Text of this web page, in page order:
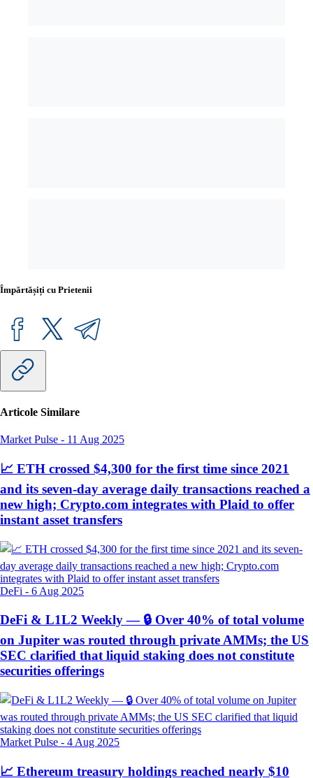
Împărtășiți cu Prietenii
Articole Similare
Market Pulse - 11 Aug 2025
📈 ETH crossed $4,300 for the first time since 2021
and its seven-day average daily transactions reached a
new high; Crypto.com integrates with Plaid to offer
instant asset transfers
DeFi - 6 Aug 2025
DeFi & L1L2 Weekly — 🔒 Over 40% of total volume
on Jupiter was routed through private AMMs; the US
SEC clarified that liquid staking does not constitute
securities offerings
Market Pulse - 4 Aug 2025
📈 Ethereum treasury holdings reached nearly $10